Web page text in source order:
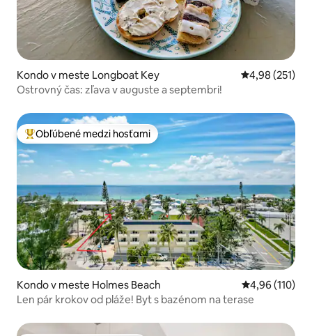
Kondo v meste Longboat Key Priemerné
4,98 (251)
Ostrovný čas: zľava v auguste a septembri!
Najobľúbenejšie medzi hosťami
Obľúbené medzi hosťami
Kondo v meste Holmes Beach Priemerné
4,96 (110)
Len pár krokov od pláže! Byt s bazénom na terase